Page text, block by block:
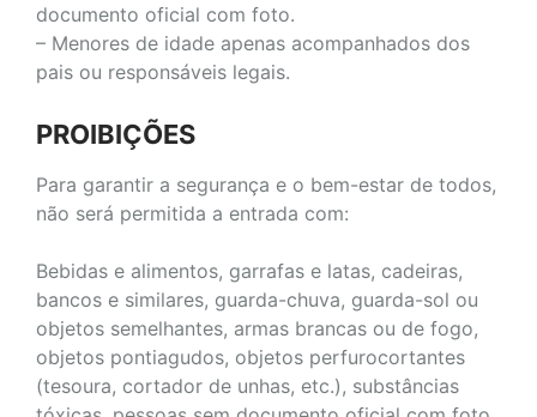
documento oficial com foto.
– Menores de idade apenas acompanhados dos
pais ou responsáveis legais.
PROIBIÇÕES
Para garantir a segurança e o bem-estar de todos,
não será permitida a entrada com:
Bebidas e alimentos, garrafas e latas, cadeiras,
bancos e similares, guarda-chuva, guarda-sol ou
objetos semelhantes, armas brancas ou de fogo,
objetos pontiagudos, objetos perfurocortantes
(tesoura, cortador de unhas, etc.), substâncias